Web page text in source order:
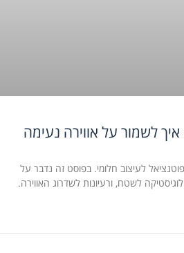
לשמור על אווירה נעימה
לעיצוב חלומי. בפוסט זה נדבר על
לשטח, ורעיונות לשדרוג האווירה.